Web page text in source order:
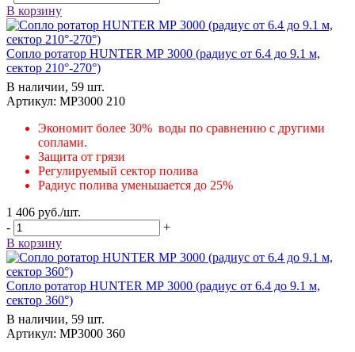
В корзину
Сопло ротатор HUNTER МР 3000 (радиус от 6.4 до 9.1 м,
сектор 210°-270°)
В наличии, 59 шт.
Артикул: MP3000 210
Экономит более 30% воды по сравнению с другими
соплами.
Защита от грязи
Регулируемый сектор полива
Радиус полива уменьшается до 25%
1 406 руб./шт.
-
+
В корзину
Сопло ротатор HUNTER МР 3000 (радиус от 6.4 до 9.1 м,
сектор 360°)
В наличии, 59 шт.
Артикул: MP3000 360